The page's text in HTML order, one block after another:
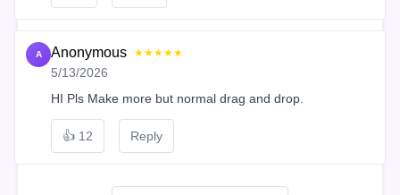
A Anonymous ★★★★★
5/13/2026
HI Pls Make more but normal drag and drop.
👍 12 Reply